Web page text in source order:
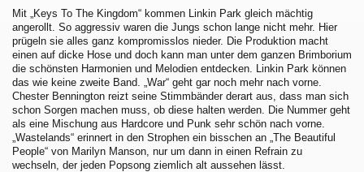
Mit „Keys To The Kingdom“ kommen Linkin Park gleich mächtig
angerollt. So aggressiv waren die Jungs schon lange nicht mehr. Hier
prügeln sie alles ganz kompromisslos nieder. Die Produktion macht
einen auf dicke Hose und doch kann man unter dem ganzen Brimborium
die schönsten Harmonien und Melodien entdecken. Linkin Park können
das wie keine zweite Band. „War“ geht gar noch mehr nach vorne.
Chester Bennington reizt seine Stimmbänder derart aus, dass man sich
schon Sorgen machen muss, ob diese halten werden. Die Nummer geht
als eine Mischung aus Hardcore und Punk sehr schön nach vorne.
„Wastelands“ erinnert in den Strophen ein bisschen an „The Beautiful
People“ von Marilyn Manson, nur um dann in einen Refrain zu
wechseln, der jeden Popsong ziemlich alt aussehen lässt.